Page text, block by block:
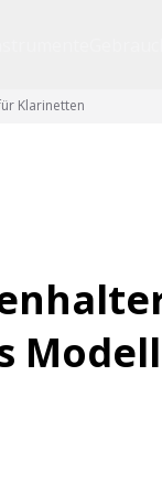
Klarinetten
Modell